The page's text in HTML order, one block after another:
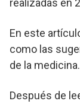
En este
como las
de la medicina.
Después de